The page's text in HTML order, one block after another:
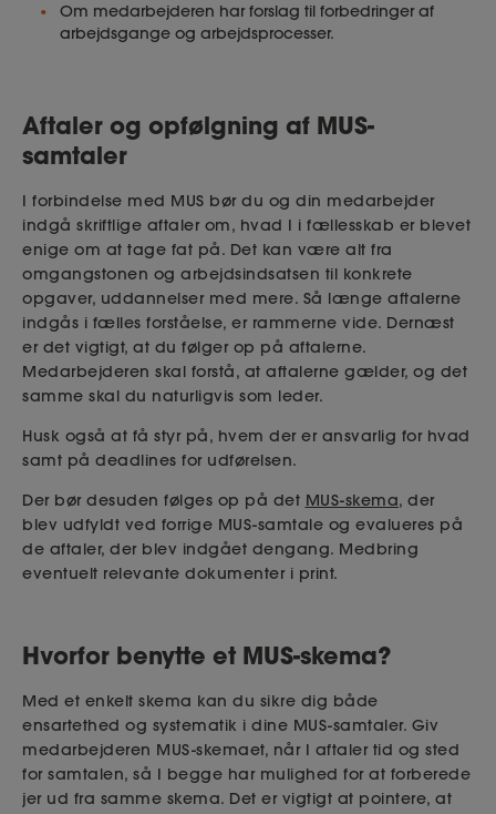
Om medarbejderen har forslag til forbedringer af
arbejdsgange og arbejdsprocesser.
Aftaler og opfølgning af MUS-
samtaler
I forbindelse med MUS bør du og din medarbejder
indgå skriftlige aftaler om, hvad I i fællesskab er blevet
enige om at tage fat på. Det kan være alt fra
omgangstonen og arbejdsindsatsen til konkrete
opgaver, uddannelser med mere. Så længe aftalerne
indgås i fælles forståelse, er rammerne vide. Dernæst
er det vigtigt, at du følger op på aftalerne.
Medarbejderen skal forstå, at aftalerne gælder, og det
samme skal du naturligvis som leder.
Husk også at få styr på, hvem der er ansvarlig for hvad
samt på deadlines for udførelsen.
Der bør desuden følges op på det MUS-skema, der
blev udfyldt ved forrige MUS-samtale og evalueres på
de aftaler, der blev indgået dengang. Medbring
eventuelt relevante dokumenter i print.
Hvorfor benytte et MUS-skema?
Med et enkelt skema kan du sikre dig både
ensartethed og systematik i dine MUS-samtaler. Giv
medarbejderen MUS-skemaet, når I aftaler tid og sted
for samtalen, så I begge har mulighed for at forberede
jer ud fra samme skema. Det er vigtigt at pointere, at